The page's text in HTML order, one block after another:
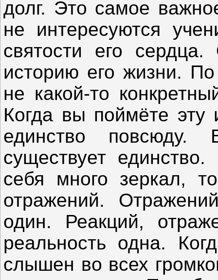
долг. Это самое
не интересуются
святости его
историю его жизни.
не какой-то
Когда вы поймёте эту
единство повсюду.
существует
себя много зеркал,
отражений.
один. Реакций,
реальность одна.
слышен во всех